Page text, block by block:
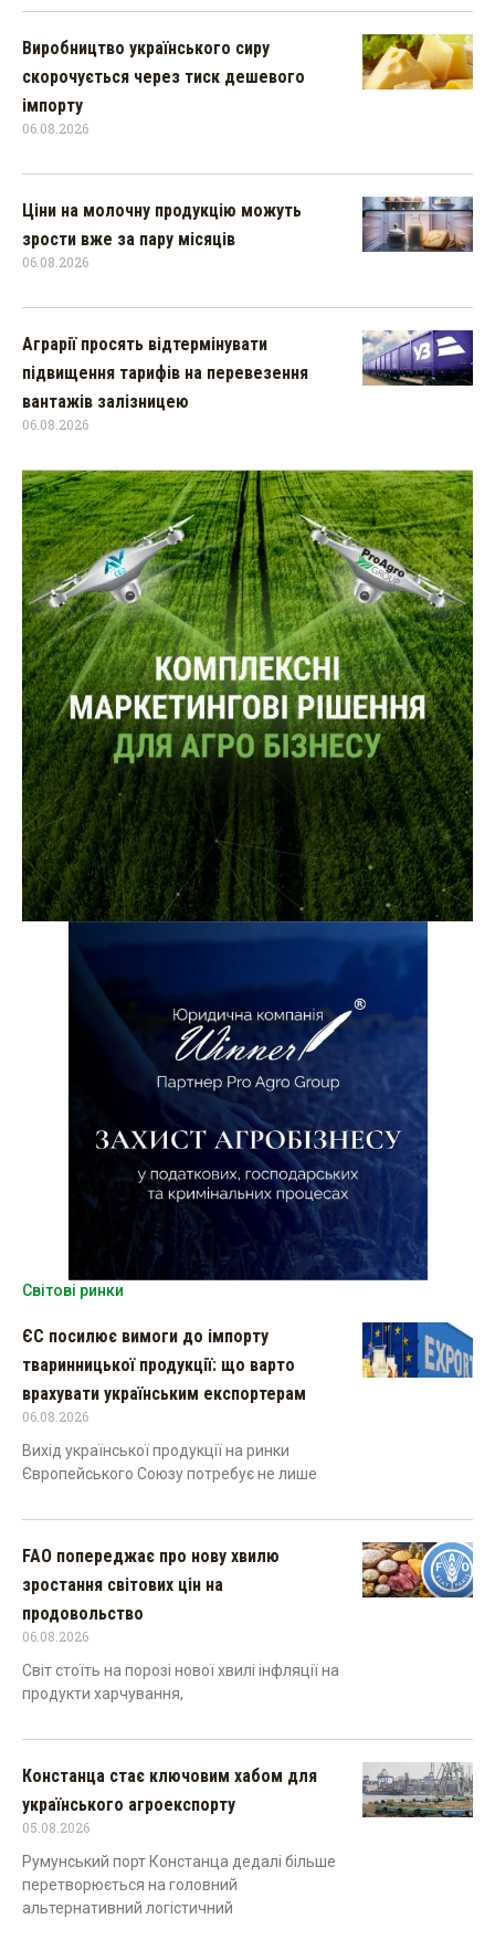
Виробництво українського сиру
скорочується через тиск дешевого
імпорту
06.08.2026
Ціни на молочну продукцію можуть
зрости вже за пару місяців
06.08.2026
Аграрії просять відтермінувати
підвищення тарифів на перевезення
вантажів залізницею
06.08.2026
Світові ринки
ЄС посилює вимоги до імпорту
тваринницької продукції: що варто
врахувати українським експортерам
06.08.2026
Вихід української продукції на ринки
Європейського Союзу потребує не лише
FAO попереджає про нову хвилю
зростання світових цін на
продовольство
06.08.2026
Світ стоїть на порозі нової хвилі інфляції на
продукти харчування,
Констанца стає ключовим хабом для
українського агроекспорту
05.08.2026
Румунський порт Констанца дедалі більше
перетворюється на головний
альтернативний логістичний